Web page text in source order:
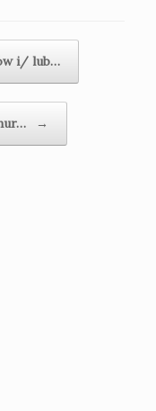
i/ lub…
→